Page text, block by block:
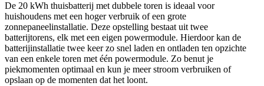
De 20 kWh thuisbatterij met dubbele toren is ideaal voor
huishoudens met een hoger verbruik of een grote
zonnepaneelinstallatie. Deze opstelling bestaat uit twee
batterijtorens, elk met een eigen powermodule. Hierdoor kan de
batterijinstallatie twee keer zo snel laden en ontladen ten opzichte
van een enkele toren met één powermodule. Zo benut je
piekmomenten optimaal en kun je meer stroom verbruiken of
opslaan op de momenten dat het loont.